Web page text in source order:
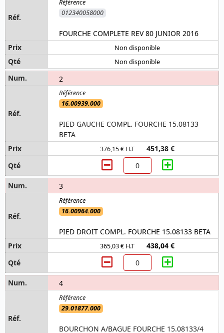
012340058000
FOURCHE COMPLETE REV 80 JUNIOR 2016
Non disponible
Non disponible
2
16.00939.000
PIED GAUCHE COMPL. FOURCHE 15.08133
BETA
376,15 € H.T 451,38 €
3
16.00964.000
PIED DROIT COMPL. FOURCHE 15.08133 BETA
365,03 € H.T 438,04 €
4
29.01877.000
BOURCHON A/BAGUE FOURCHE 15.08133/4